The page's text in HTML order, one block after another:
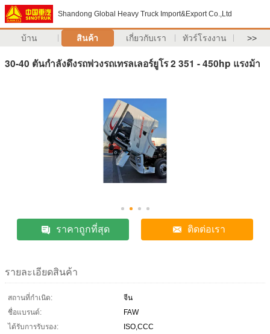
Shandong Global Heavy Truck Import&Export Co.,Ltd
บ้าน สินค้า เกี่ยวกับเรา ทัวร์โรงงาน >>
30-40 ตันกำลังดึงรถพ่วงรถเทรลเลอร์ยูโร 2 351 - 450hp แรงม้า
ราคาถูกที่สุด ติดต่อเรา
รายละเอียดสินค้า
สถานที่กำเนิด:
จีน
ชื่อแบรนด์:
FAW
ได้รับการรับรอง:
ISO,CCC